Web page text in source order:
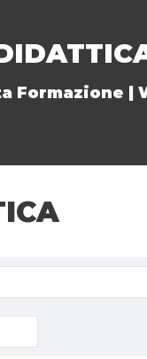
Formazione |